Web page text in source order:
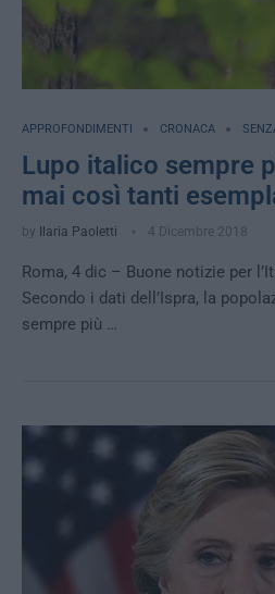
APPROFONDIMENTI CRONACA
Lupo italico sempre
mai così tanti
by Ilaria Paoletti 4 Dicembre 2018
Roma, 4 dic – Buone notizie per
Secondo i dati dell’Ispra, la
sempre più …